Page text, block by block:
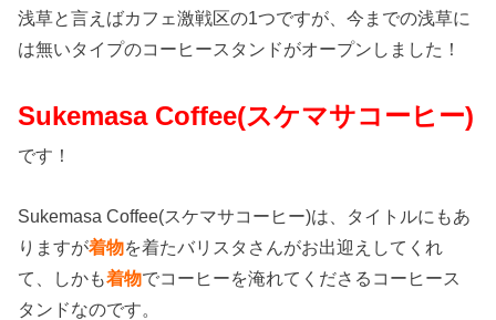
浅草と言えばカフェ激戦区の1つですが、今までの浅草に
は無いタイプのコーヒースタンドがオープンしました！
Sukemasa Coffee(スケマサコーヒー)
です！
Sukemasa Coffee(スケマサコーヒー)は、タイトルにもあ
りますが着物を着たバリスタさんがお出迎えしてくれ
て、しかも着物でコーヒーを淹れてくださるコーヒース
タンドなのです。